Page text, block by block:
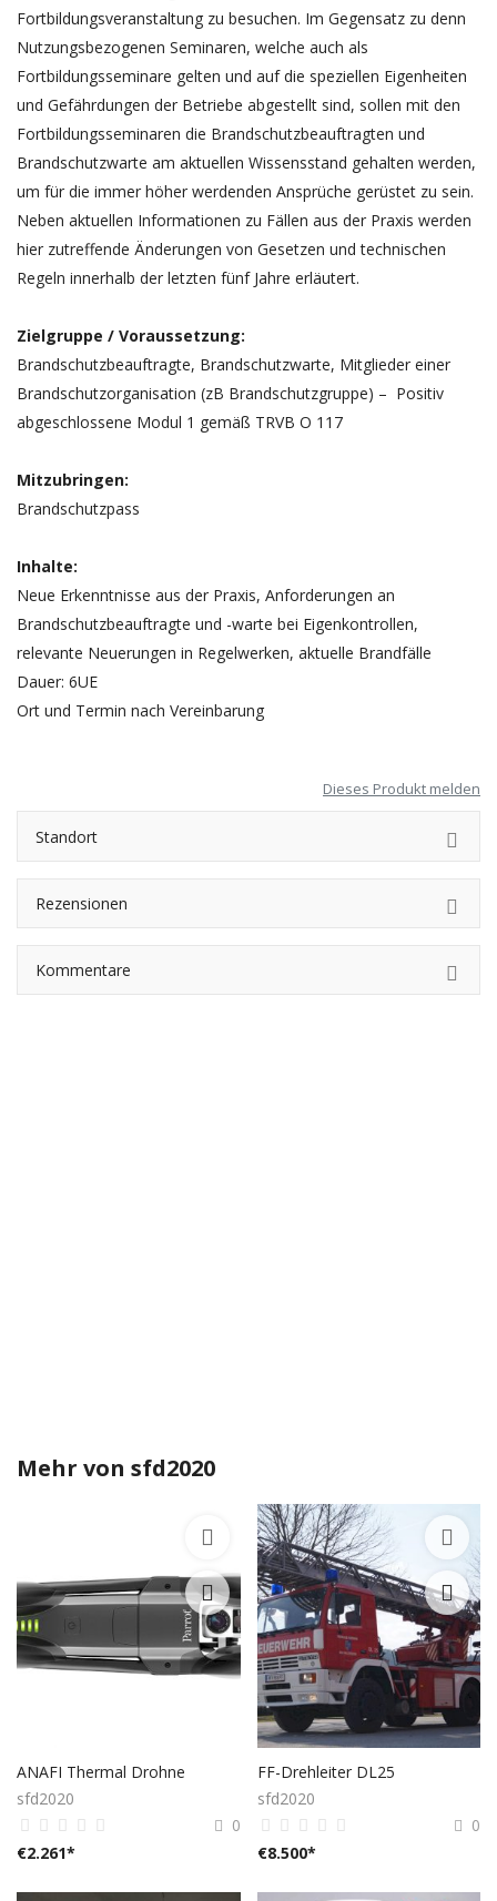
Fortbildungsveranstaltung zu besuchen. Im Gegensatz zu denn
Nutzungsbezogenen Seminaren, welche auch als
Fortbildungsseminare gelten und auf die speziellen Eigenheiten
und Gefährdungen der Betriebe abgestellt sind, sollen mit den
Fortbildungsseminaren die Brandschutzbeauftragten und
Brandschutzwarte am aktuellen Wissensstand gehalten werden,
um für die immer höher werdenden Ansprüche gerüstet zu sein.
Neben aktuellen Informationen zu Fällen aus der Praxis werden
hier zutreffende Änderungen von Gesetzen und technischen
Regeln innerhalb der letzten fünf Jahre erläutert.
Zielgruppe / Voraussetzung:
Brandschutzbeauftragte, Brandschutzwarte, Mitglieder einer
Brandschutzorganisation (zB Brandschutzgruppe) – Positiv
abgeschlossene Modul 1 gemäß TRVB O 117
Mitzubringen:
Brandschutzpass
Inhalte:
Neue Erkenntnisse aus der Praxis, Anforderungen an
Brandschutzbeauftragte und -warte bei Eigenkontrollen,
relevante Neuerungen in Regelwerken, aktuelle Brandfälle
Dauer: 6UE
Ort und Termin nach Vereinbarung
Dieses Produkt melden
Standort
Rezensionen
Kommentare
Mehr von sfd2020
ANAFI Thermal Drohne
sfd2020
0
€2.261*
FF-Drehleiter DL25
sfd2020
0
€8.500*